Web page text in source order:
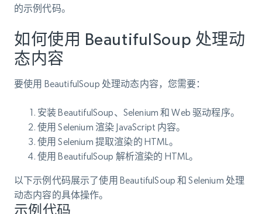
的示例代码。
如何使用 BeautifulSoup 处理动
态内容
要使用 BeautifulSoup 处理动态内容，您需要：
安装 BeautifulSoup、Selenium 和 Web 驱动程序。
使用 Selenium 渲染 JavaScript 内容。
使用 Selenium 提取渲染的 HTML。
使用 BeautifulSoup 解析渲染的 HTML。
以下示例代码展示了使用 BeautifulSoup 和 Selenium 处理
动态内容的具体操作。
示例代码